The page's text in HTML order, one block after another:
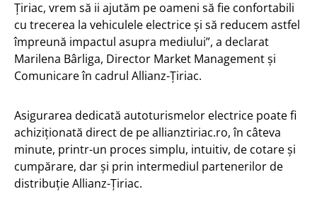
Țiriac, vrem să ii ajutăm pe oameni să fie confortabili
cu trecerea la vehiculele electrice și să reducem astfel
împreună impactul asupra mediului”, a declarat
Marilena Bârliga, Director Market Management și
Comunicare în cadrul Allianz-Țiriac.
Asigurarea dedicată autoturismelor electrice poate fi
achiziționată direct de pe allianztiriac.ro, în câteva
minute, printr-un proces simplu, intuitiv, de cotare și
cumpărare, dar și prin intermediul partenerilor de
distribuție Allianz-Țiriac.